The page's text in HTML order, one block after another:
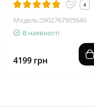
4
Модель:5902767905640
В наявності
4199 грн